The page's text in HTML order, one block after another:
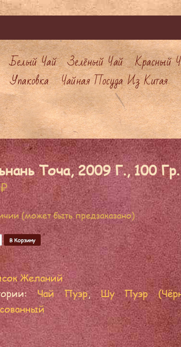
Белый Чай Зелёный Чай Красный
Упаковка
Чайная Посуда Из Китая
Точа, 2009 Г., 100 Гр.
₽
(может быть предзаказано)
В Корзину
Желаний
Чай Пуэр,Шу Пуэр